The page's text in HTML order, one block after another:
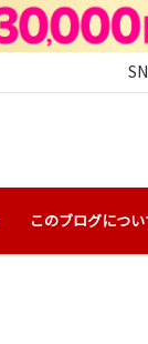
このブログについ